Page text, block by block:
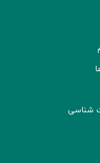
شناسی